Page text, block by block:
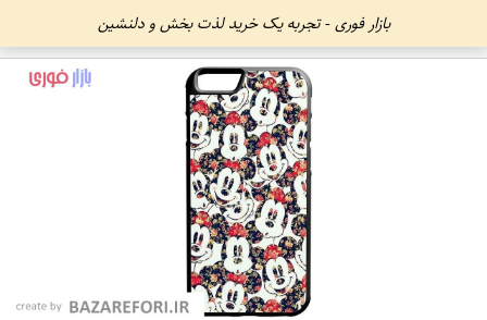
بازار فوری - تجربه یک خرید لذت بخش و دلنشین